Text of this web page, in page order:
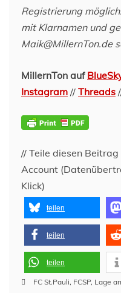
Registrierung
mit Klarnamen und
Maik@MillernTon.de
MillernTon auf
Instagram // Threads
// Teile diesen
Account
Klick)
teilen
teilen
teilen
FC St.Pauli, FCSP, Lage